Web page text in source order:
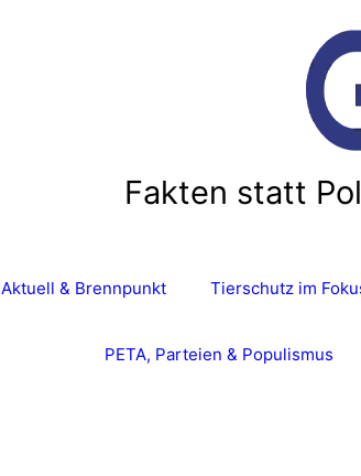
Fakten statt
Aktuell & Brennpunkt Tierschutz im
PETA, Parteien & Populismus